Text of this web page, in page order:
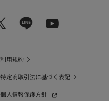
利用規約
特定商取引法に基づく表記
個人情報保護方針